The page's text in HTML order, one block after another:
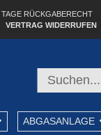
TAGE RÜCKGABERECHT
VERTRAG WIDERRUFEN
ABGASANLAGE